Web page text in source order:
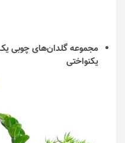
مجموعه گلدان‌های چوبی
یکنواختی